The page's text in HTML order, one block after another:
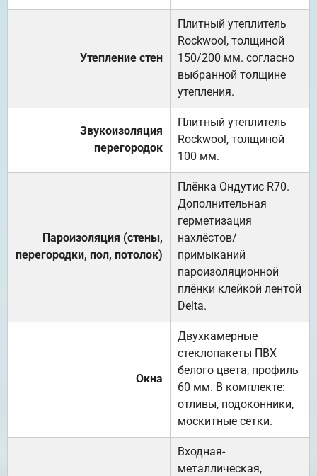
Утепление стен
Плитный утеплитель
Rockwool, толщиной
150/200 мм. согласно
выбранной толщине
утепления.
Звукоизоляция
перегородок
Плитный утеплитель
Rockwool, толщиной
100 мм.
Пароизоляция (стены,
перегородки, пол, потолок)
Плёнка Ондутис R70.
Дополнительная
герметизация
нахлёстов/
примыканий
пароизоляционной
плёнки клейкой лентой
Delta.
Окна
Двухкамерные
стеклопакеты ПВХ
белого цвета, профиль
60 мм. В комплекте:
отливы, подоконники,
москитные сетки.
Входная-
металлическая,